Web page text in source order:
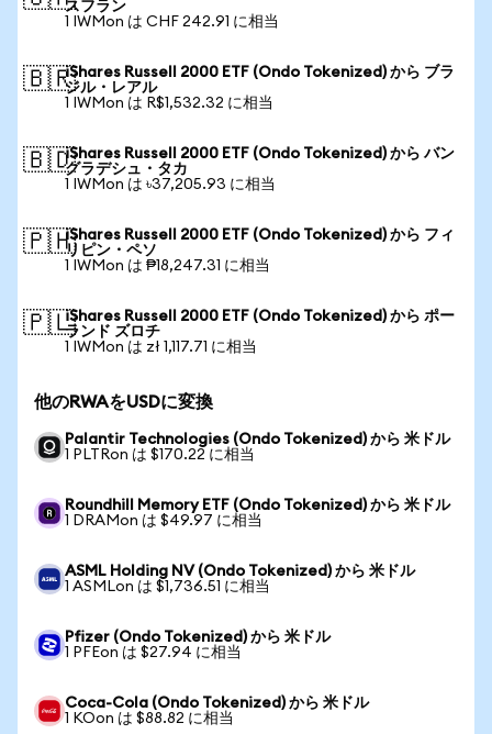
スフラン
1 IWMon は CHF 242.91 に相当
🇧🇷iShares Russell 2000 ETF (Ondo Tokenized) から ブラ
ジル・レアル
1 IWMon は R$1,532.32 に相当
🇧🇩iShares Russell 2000 ETF (Ondo Tokenized) から バン
グラデシュ・タカ
1 IWMon は ৳37,205.93 に相当
🇵🇭iShares Russell 2000 ETF (Ondo Tokenized) から フィ
リピン・ペソ
1 IWMon は ₱18,247.31 に相当
🇵🇱iShares Russell 2000 ETF (Ondo Tokenized) から ポー
ランド ズロチ
1 IWMon は zł 1,117.71 に相当
他のRWAをUSDに変換
Palantir Technologies (Ondo Tokenized) から 米ドル
1 PLTRon は $170.22 に相当
Roundhill Memory ETF (Ondo Tokenized) から 米ドル
1 DRAMon は $49.97 に相当
ASML Holding NV (Ondo Tokenized) から 米ドル
1 ASMLon は $1,736.51 に相当
Pfizer (Ondo Tokenized) から 米ドル
1 PFEon は $27.94 に相当
Coca-Cola (Ondo Tokenized) から 米ドル
1 KOon は $88.82 に相当